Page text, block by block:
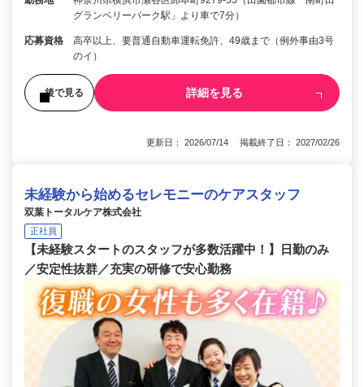
グランベリーパーク駅」より車で7分）
応募資格
高卒以上、要普通自動車運転免許、49歳まで（例外事由3号
のイ）
後で見る 詳細を見る
更新日： 2026/07/14 掲載終了日： 2027/02/26
未経験から始めるセレモニーのケアスタッフ
双葉トータルケア株式会社
正社員
【未経験スタートのスタッフが多数活躍中！】日勤のみ
／安定性抜群／充実の研修で安心勤務